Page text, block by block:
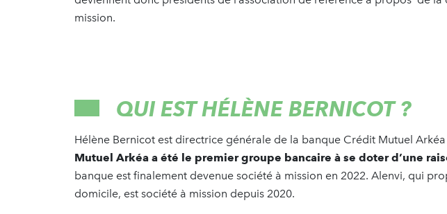
mission.
QUI EST HÉLÈNE BERNICOT ?
Hélène Bernicot est directrice générale de la banque Crédit Mutuel
Mutuel Arkéa a été le premier groupe bancaire à se doter d’une
banque est finalement devenue société à mission en 2022. Alenvi, qui
domicile, est société à mission depuis 2020.